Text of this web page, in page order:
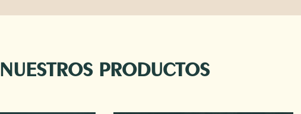
NUESTROS PRODUCTOS